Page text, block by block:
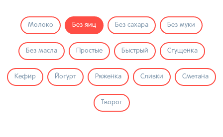
Молоко Без яиц Без сахара Без муки
Без масла Простые Быстрый Сгущенка
Кефир Йогурт Ряженка Сливки Сметана
Творог